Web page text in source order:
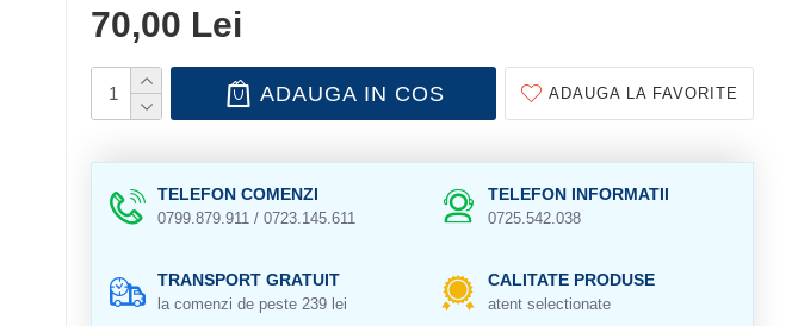
70,00 Lei
ADAUGA IN COS ADAUGA LA FAVORITE
TELEFON COMENZI
0799.879.911 / 0723.145.611
TELEFON INFORMATII
0725.542.038
TRANSPORT GRATUIT
la comenzi de peste 239 lei
CALITATE PRODUSE
atent selectionate